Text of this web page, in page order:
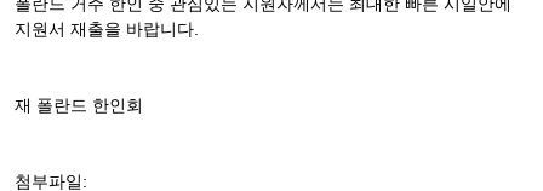
지원서 재출을 바랍니다.
재 폴란드 한인회
첨부파일: